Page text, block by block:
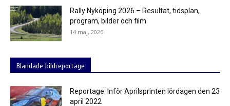
Rally Nyköping 2026 – Resultat, tidsplan,
program, bilder och film
14 maj, 2026
Blandade bildreportage
Reportage: Inför Aprilsprinten lördagen den 23
april 2022